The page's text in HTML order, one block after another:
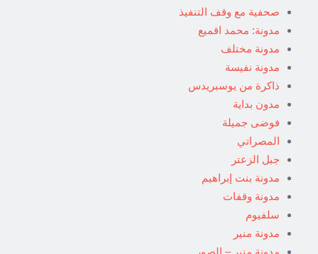
صحفية مع وقف التنفيذ
مدونة: محمد اقميع
مدونة مختلف
مدونة نفيسة
ذاكرة من يوسبريدس
مدون بداية
فوضى جميلة
المصراتي
جبل الزعتر
مدونة بنت إبراهيم
مدونة وقفات
سلفيوم
مدونة منير
مدونة منير – الصور